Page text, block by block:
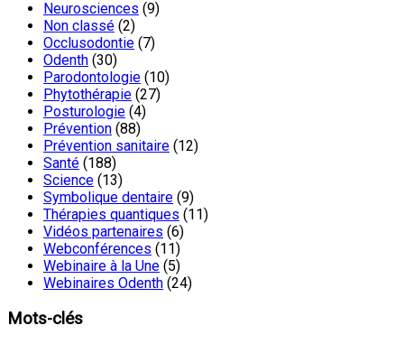
Neurosciences (9)
Non classé (2)
Occlusodontie (7)
Odenth (30)
Parodontologie (10)
Phytothérapie (27)
Posturologie (4)
Prévention (88)
Prévention sanitaire (12)
Santé (188)
Science (13)
Symbolique dentaire (9)
Thérapies quantiques (11)
Vidéos partenaires (6)
Webconférences (11)
Webinaire à la Une (5)
Webinaires Odenth (24)
Mots-clés